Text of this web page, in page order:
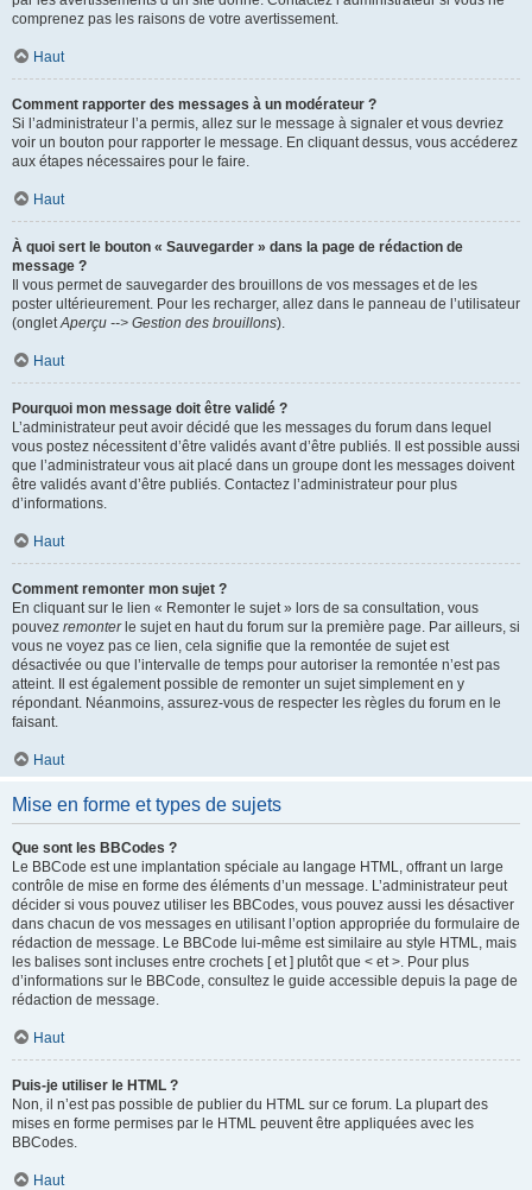
comprenez pas les raisons de votre avertissement.
Haut
Comment rapporter des messages à un modérateur ?
Si l’administrateur l’a permis, allez sur le message à signaler et vous devriez
voir un bouton pour rapporter le message. En cliquant dessus, vous accéderez
aux étapes nécessaires pour le faire.
Haut
À quoi sert le bouton « Sauvegarder » dans la page de rédaction de
message ?
Il vous permet de sauvegarder des brouillons de vos messages et de les
poster ultérieurement. Pour les recharger, allez dans le panneau de l’utilisateur
(ongletAperçu --> Gestion des brouillons).
Haut
Pourquoi mon message doit être validé ?
L’administrateur peut avoir décidé que les messages du forum dans lequel
vous postez nécessitent d’être validés avant d’être publiés. Il est possible aussi
que l’administrateur vous ait placé dans un groupe dont les messages doivent
être validés avant d’être publiés. Contactez l’administrateur pour plus
d’informations.
Haut
Comment remonter mon sujet ?
En cliquant sur le lien « Remonter le sujet » lors de sa consultation, vous
pouvez remonterle sujet en haut du forum sur la première page. Par ailleurs, si
vous ne voyez pas ce lien, cela signifie que la remontée de sujet est
désactivée ou que l’intervalle de temps pour autoriser la remontée n’est pas
atteint. Il est également possible de remonter un sujet simplement en y
répondant. Néanmoins, assurez-vous de respecter les règles du forum en le
faisant.
Haut
Mise en forme et types de sujets
Que sont les BBCodes ?
Le BBCode est une implantation spéciale au langage HTML, offrant un large
contrôle de mise en forme des éléments d’un message. L’administrateur peut
décider si vous pouvez utiliser les BBCodes, vous pouvez aussi les désactiver
dans chacun de vos messages en utilisant l’option appropriée du formulaire de
rédaction de message. Le BBCode lui-même est similaire au style HTML, mais
les balises sont incluses entre crochets [ et ] plutôt que < et >. Pour plus
d’informations sur le BBCode, consultez le guide accessible depuis la page de
rédaction de message.
Haut
Puis-je utiliser le HTML ?
Non, il n’est pas possible de publier du HTML sur ce forum. La plupart des
mises en forme permises par le HTML peuvent être appliquées avec les
BBCodes.
Haut